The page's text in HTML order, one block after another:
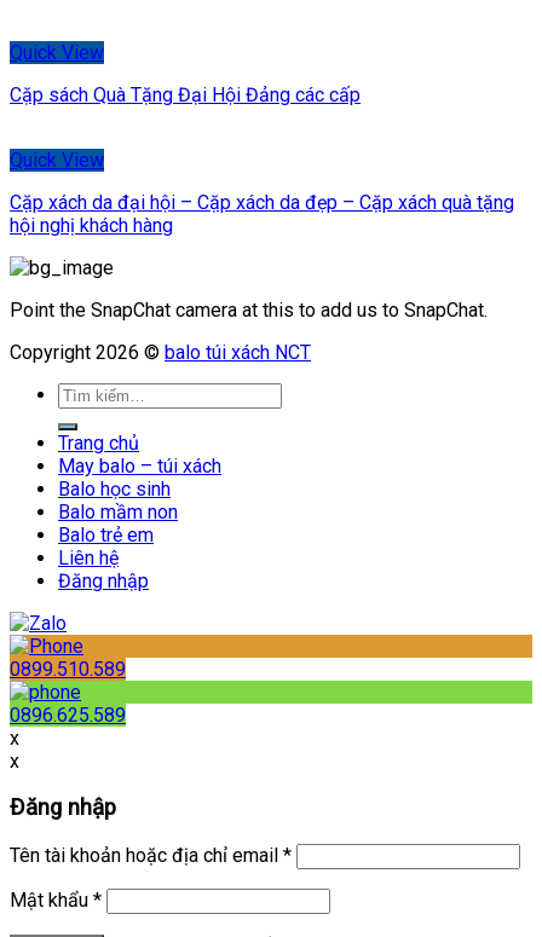
Quick View
Cặp sách Quà Tặng Đại Hội Đảng các cấp
Quick View
Cặp xách da đại hội – Cặp xách da đẹp – Cặp xách quà tặng
hội nghị khách hàng
Point the SnapChat camera at this to add us to SnapChat.
Copyright 2026 © balo túi xách NCT
Trang chủ
May balo – túi xách
Balo học sinh
Balo mầm non
Balo trẻ em
Liên hệ
Đăng nhập
0899.510.589
0896.625.589
x
x
Đăng nhập
Tên tài khoản hoặc địa chỉ email *
Mật khẩu *